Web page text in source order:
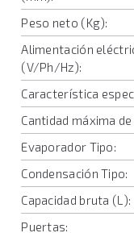
Peso neto (Kg):
Alimentación
(V/Ph/Hz):
Característica
Cantidad máxima
Evaporador Tipo:
Condensación Tipo:
Capacidad bruta (L):
Puertas: